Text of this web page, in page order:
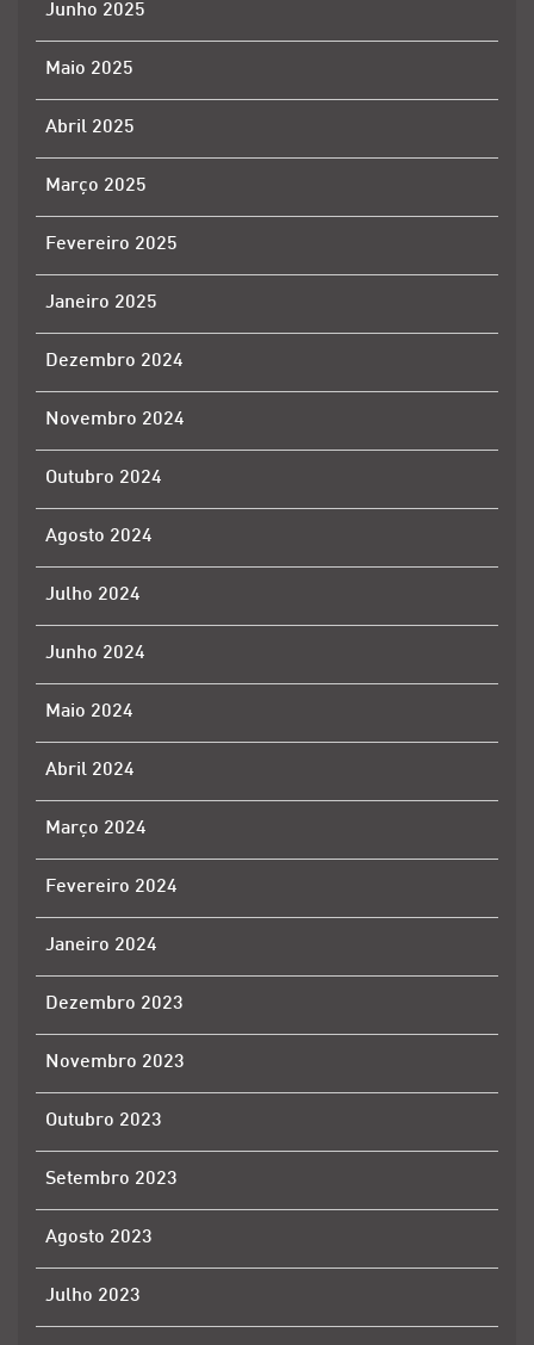
Junho 2025
Maio 2025
Abril 2025
Março 2025
Fevereiro 2025
Janeiro 2025
Dezembro 2024
Novembro 2024
Outubro 2024
Agosto 2024
Julho 2024
Junho 2024
Maio 2024
Abril 2024
Março 2024
Fevereiro 2024
Janeiro 2024
Dezembro 2023
Novembro 2023
Outubro 2023
Setembro 2023
Agosto 2023
Julho 2023